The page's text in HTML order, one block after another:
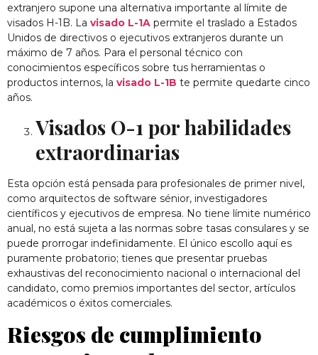
extranjero supone una alternativa importante al límite de
visados H-1B. La visado L-1A permite el traslado a Estados
Unidos de directivos o ejecutivos extranjeros durante un
máximo de 7 años. Para el personal técnico con
conocimientos específicos sobre tus herramientas o
productos internos, la visado L-1B te permite quedarte cinco
años.
Visados O-1 por habilidades
extraordinarias
Esta opción está pensada para profesionales de primer nivel,
como arquitectos de software sénior, investigadores
científicos y ejecutivos de empresa. No tiene límite numérico
anual, no está sujeta a las normas sobre tasas consulares y se
puede prorrogar indefinidamente. El único escollo aquí es
puramente probatorio; tienes que presentar pruebas
exhaustivas del reconocimiento nacional o internacional del
candidato, como premios importantes del sector, artículos
académicos o éxitos comerciales.
Riesgos de cumplimiento